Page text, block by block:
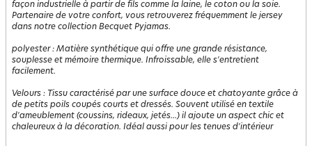
façon industrielle à partir de fils comme la laine, le coton ou la soie.
Partenaire de votre confort, vous retrouverez fréquemment le jersey
dans notre collection Becquet Pyjamas.
polyester: Matière synthétique qui offre une grande résistance,
souplesse et mémoire thermique. Infroissable, elle s'entretient
facilement.
Velours : Tissu caractérisé par une surface douce et chatoyante grâce à
de petits poils coupés courts et dressés. Souvent utilisé en textile
d'ameublement (coussins, rideaux, jetés...) il ajoute un aspect chic et
chaleureux à la décoration. Idéal aussi pour les tenues d'intérieur